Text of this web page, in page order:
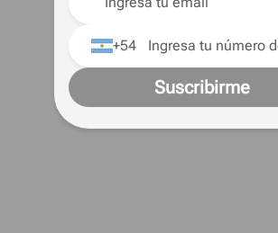
+54
Suscribirme